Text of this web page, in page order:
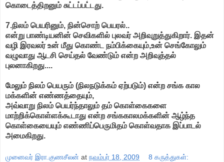
கொடைத்திறனும் சுட்டப்பட்டது.
7.நிலம் பெயரினும், நின்சொற் பெயரல்..
என்று பாண்டியனின் செவிகளில் புலவர் அறிவுறுத்துகிறார். இதன்
வழி இரவலர் உன் மீது கொண்ட நம்பிக்கையும்,உன் செங்கோலும்
வழுவாது ஆடசி செய்தல் வேண்டும் என்ற அறிவுத்தல்
புலனாகிறது....
மேலும் நிலம் பெயரும் (நிலநடுக்கம் ஏற்படும்) என்ற சங்க கால
மக்களின் எண்ணத்தையும்,
அவ்வாறு நிலம் பெயர்ந்தாலும் தம் கொள்கைகளை
மாற்றிக்கொள்ளக்கூடாது என்ற சங்ககாலமக்களின் ஆழ்ந்த
கொள்கையையும் எண்ணிப்பெருமிதம் கொள்வதாக இப்பாடல்
அமைகிறது.
முனைவர் இரா.குணசீலன் at நவம்பர் 18, 2009 8 கருத்துகள்: